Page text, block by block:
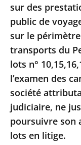
sur des
public de
sur le
transports du
lots n°
l’examen des
société
judiciaire, ne
poursuivre son
lots en litige.